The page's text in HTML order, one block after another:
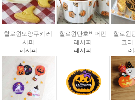
할로윈모양쿠키 레
시피
레시피
할로윈단호박머핀
레시피
레시피
할로윈
코티